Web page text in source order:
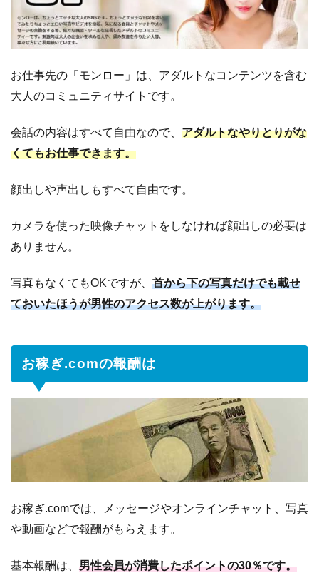
仕
事
開
ま
酬
の
払
つ
い
円安
ャン
ス！
”お稼
記事まと
め
お仕事先の「モンロー」は、アダルトなコンテンツを含む
大人のコミュニティサイトです。
会話の内容はすべて自由なので、 アダルトなやりとりがな
くてもお仕事できます。
顔出しや声出しもすべて自由です。
カメラを使った映像チャットをしなければ顔出しの必要は
ありません。
写真もなくてもOKですが、 首から下の写真だけでも載せ
ておいたほうが男性のアクセス数が上がります。
お稼ぎ.comの報酬は
お稼ぎ.comでは、メッセージやオンラインチャット、写真
や動画などで報酬がもらえます。
基本報酬は、 男性会員が消費したポイントの30％です。